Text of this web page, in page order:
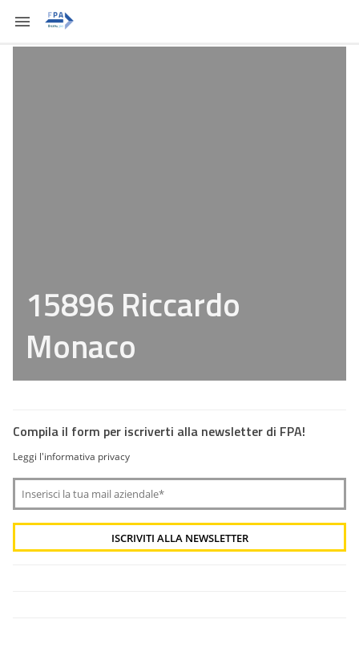
15896 Riccardo
Monaco
Compila il form per iscriverti alla newsletter di FPA!
Leggi l'informativa privacy